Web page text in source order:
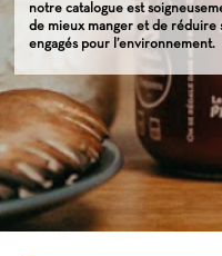
notre catalogue est
de mieux manger et de réduire
engagés pour l’environnement.